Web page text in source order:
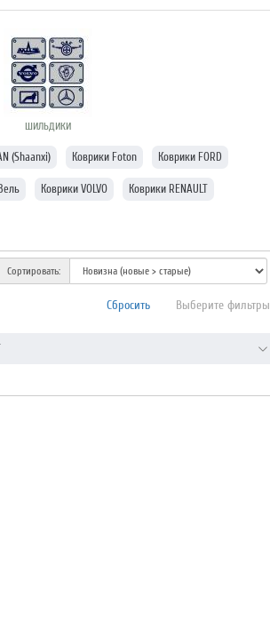
ШИЛЬДИКИ
(Shaanxi) Коврики Foton Коврики FORD
Коврики VOLVO Коврики RENAULT
Сортировать:
Сбросить Выберите фильтры